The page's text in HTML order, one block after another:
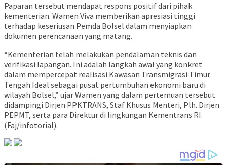
Paparan tersebut mendapat respons positif dari pihak
kementerian. Wamen Viva memberikan apresiasi tinggi
terhadap keseriusan Pemda Bolsel dalam menyiapkan
dokumen perencanaan yang matang.
“Kementerian telah melakukan pendalaman teknis dan
verifikasi lapangan. Ini adalah langkah awal yang konkret
dalam mempercepat realisasi Kawasan Transmigrasi Timur
Tengah Ideal sebagai pusat pertumbuhan ekonomi baru di
wilayah Bolsel,” ujar Wamen yang dalam pertemuan tersebut
didampingi Dirjen PPKTRANS, Staf Khusus Menteri, Plh. Dirjen
PEPMT, serta para Direktur di lingkungan Kementrans RI.
(Faj/infotorial).